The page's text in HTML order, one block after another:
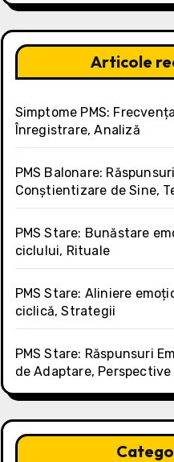
Articole
Simptome PMS:
Înregistrare, Analiză
PMS Balonare:
Conștientizare de Sine,
PMS Stare: Bunăstare
ciclului, Rituale
PMS Stare: Aliniere
ciclică, Strategii
PMS Stare: Răspunsuri
de Adaptare, Perspective